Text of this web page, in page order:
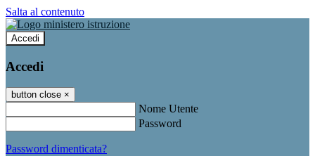
Salta al contenuto
Accedi
Accedi
button close ×
Nome Utente
Password
Password dimenticata?